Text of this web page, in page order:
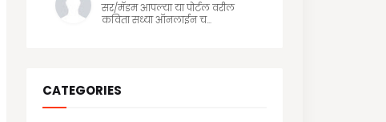
सर/मॅडम आपल्या या पोर्टल वरील
कविता सध्या ऑनलाईन च...
CATEGORIES